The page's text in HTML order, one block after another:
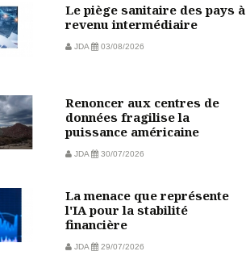
Le piège sanitaire des pays à
revenu intermédiaire
JDA 03/08/2026
Renoncer aux centres de
données fragilise la
puissance américaine
JDA 30/07/2026
La menace que représente
l'IA pour la stabilité
financière
JDA 29/07/2026